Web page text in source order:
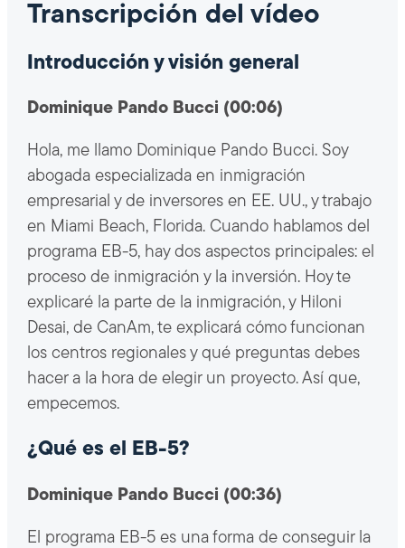
Transcripción del vídeo
Introducción y visión general
Dominique Pando Bucci (00:06)
Hola, me llamo Dominique Pando Bucci. Soy
abogada especializada en inmigración
empresarial y de inversores en EE. UU., y trabajo
en Miami Beach, Florida. Cuando hablamos del
programa EB-5, hay dos aspectos principales: el
proceso de inmigración y la inversión. Hoy te
explicaré la parte de la inmigración, y Hiloni
Desai, de CanAm, te explicará cómo funcionan
los centros regionales y qué preguntas debes
hacer a la hora de elegir un proyecto. Así que,
empecemos.
¿Qué es el EB-5?
Dominique Pando Bucci (00:36)
El programa EB-5 es una forma de conseguir la